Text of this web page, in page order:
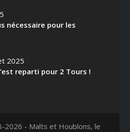
nécessaire pour les
2025
reparti pour 2 Tours !
2026 - Malts et Houblons, le